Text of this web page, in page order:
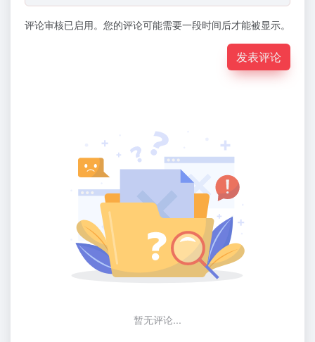
评论审核已启用。您的评论可能需要一段时间后才能被显示。
发表评论
暂无评论...